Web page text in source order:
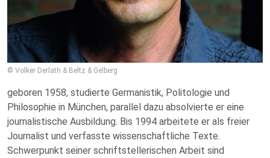
© Volker Derlath & Beltz & Gelberg
geboren 1958, studierte Germanistik, Politologie und
Philosophie in München, parallel dazu absolvierte er eine
journalistische Ausbildung. Bis 1994 arbeitete er als freier
Journalist und verfasste wissenschaftliche Texte.
Schwerpunkt seiner schriftstellerischen Arbeit sind